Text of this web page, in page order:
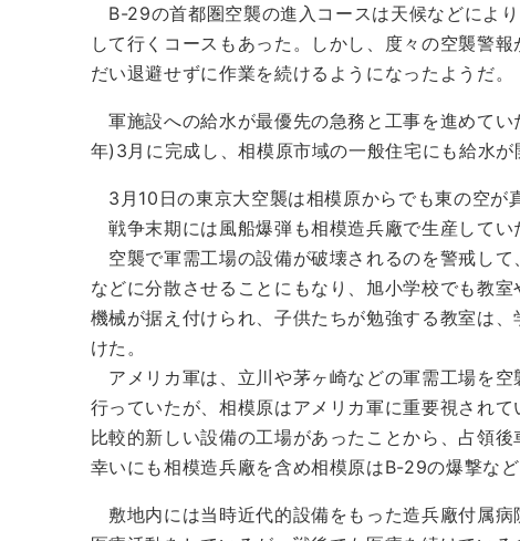
B-29の首都圏空襲の進入コースは天候などによ
して行くコースもあった。しかし、度々の空襲警
だい退避せずに作業を続けるようになったようだ。
軍施設への給水が最優先の急務と工事を進めて
年)3月に完成し、相模原市域の一般住宅にも給水が
3月10日の東京大空襲は相模原からでも東の空が
戦争末期には風船爆弾も相模造兵廠で生産してい
空襲で軍需工場の設備が破壊されるのを警戒し
などに分散させることにもなり、旭小学校でも教
機械が据え付けられ、子供たちが勉強する教室は
けた。
アメリカ軍は、立川や茅ヶ崎などの軍需工場を
行っていたが、相模原はアメリカ軍に重要視され
比較的新しい設備の工場があったことから、占領
幸いにも相模造兵廠を含め相模原はB-29の爆撃など
敷地内には当時近代的設備をもった造兵廠付属